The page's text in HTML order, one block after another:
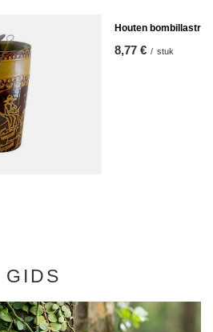
Houten bombillastro
8,77 € / stuk
GIDS